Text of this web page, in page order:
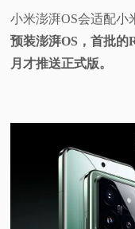
小米澎湃OS会适配小
预装澎湃OS，首批的
月才推送正式版。